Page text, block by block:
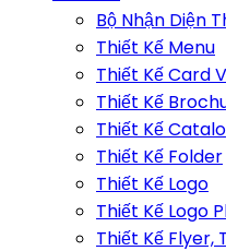
Bộ Nhận Diện
Thiết Kế Menu
Thiết Kế Card
Thiết Kế
Thiết Kế
Thiết Kế Folder
Thiết Kế Logo
Thiết Kế Logo
Thiết Kế Flyer,